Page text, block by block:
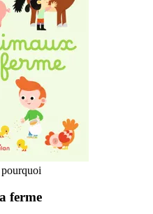
pourquoi
ferme